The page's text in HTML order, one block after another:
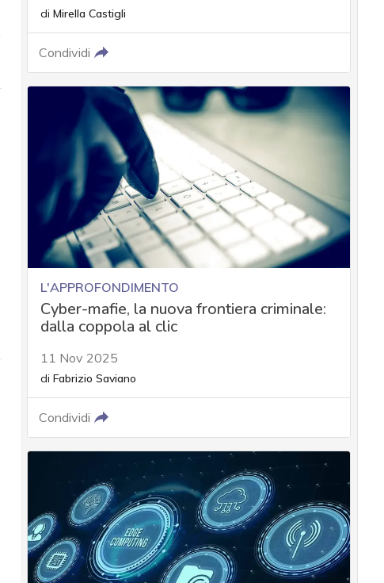
di Mirella Castigli
Condividi
L'APPROFONDIMENTO
Cyber-mafie, la nuova frontiera criminale:
dalla coppola al clic
11 Nov 2025
di Fabrizio Saviano
Condividi